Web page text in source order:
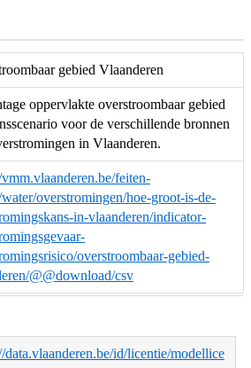
gebied Vlaanderen
oppervlakte overstroombaar gebied
voor de verschillende bronnen
in Vlaanderen.
feiten-
overstromingen/hoe-groot-is-de-
in-vlaanderen/indicator-
overstroombaar-gebied-
@@download/csv
data.vlaanderen.be/id/licentie/modellice